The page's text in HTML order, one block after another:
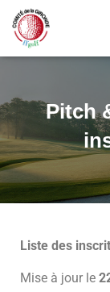
Pitch
Liste des
Mise à jour le